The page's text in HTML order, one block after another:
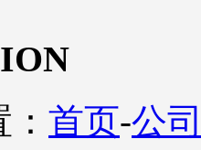
首页-公